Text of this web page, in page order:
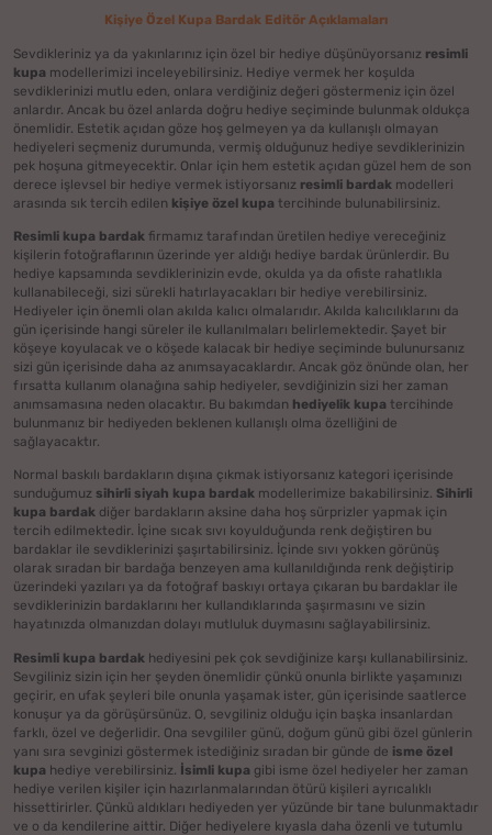
Kişiye Özel Kupa Bardak Editör Açıklamaları
Sevdikleriniz ya da yakınlarınız için özel bir hediye düşünüyorsanız resimli
kupa modellerimizi inceleyebilirsiniz. Hediye vermek her koşulda
sevdiklerinizi mutlu eden, onlara verdiğiniz değeri göstermeniz için özel
anlardır. Ancak bu özel anlarda doğru hediye seçiminde bulunmak oldukça
önemlidir. Estetik açıdan göze hoş gelmeyen ya da kullanışlı olmayan
hediyeleri seçmeniz durumunda, vermiş olduğunuz hediye sevdiklerinizin
pek hoşuna gitmeyecektir. Onlar için hem estetik açıdan güzel hem de son
derece işlevsel bir hediye vermek istiyorsanız resimli bardak modelleri
arasında sık tercih edilen kişiye özel kupa tercihinde bulunabilirsiniz.
Resimli kupa bardak firmamız tarafından üretilen hediye vereceğiniz
kişilerin fotoğraflarının üzerinde yer aldığı hediye bardak ürünlerdir. Bu
hediye kapsamında sevdiklerinizin evde, okulda ya da ofiste rahatlıkla
kullanabileceği, sizi sürekli hatırlayacakları bir hediye verebilirsiniz.
Hediyeler için önemli olan akılda kalıcı olmalarıdır. Akılda kalıcılıklarını da
gün içerisinde hangi süreler ile kullanılmaları belirlemektedir. Şayet bir
köşeye koyulacak ve o köşede kalacak bir hediye seçiminde bulunursanız
sizi gün içerisinde daha az anımsayacaklardır. Ancak göz önünde olan, her
fırsatta kullanım olanağına sahip hediyeler, sevdiğinizin sizi her zaman
anımsamasına neden olacaktır. Bu bakımdan hediyelik kupa tercihinde
bulunmanız bir hediyeden beklenen kullanışlı olma özelliğini de
sağlayacaktır.
Normal baskılı bardakların dışına çıkmak istiyorsanız kategori içerisinde
sunduğumuz sihirli siyah kupa bardak modellerimize bakabilirsiniz. Sihirli
kupa bardak diğer bardakların aksine daha hoş sürprizler yapmak için
tercih edilmektedir. İçine sıcak sıvı koyulduğunda renk değiştiren bu
bardaklar ile sevdiklerinizi şaşırtabilirsiniz. İçinde sıvı yokken görünüş
olarak sıradan bir bardağa benzeyen ama kullanıldığında renk değiştirip
üzerindeki yazıları ya da fotoğraf baskıyı ortaya çıkaran bu bardaklar ile
sevdiklerinizin bardaklarını her kullandıklarında şaşırmasını ve sizin
hayatınızda olmanızdan dolayı mutluluk duymasını sağlayabilirsiniz.
Resimli kupa bardak hediyesini pek çok sevdiğinize karşı kullanabilirsiniz.
Sevgiliniz sizin için her şeyden önemlidir çünkü onunla birlikte yaşamınızı
geçirir, en ufak şeyleri bile onunla yaşamak ister, gün içerisinde saatlerce
konuşur ya da görüşürsünüz. O, sevgiliniz olduğu için başka insanlardan
farklı, özel ve değerlidir. Ona sevgililer günü, doğum günü gibi özel günlerin
yanı sıra sevginizi göstermek istediğiniz sıradan bir günde de isme özel
kupa hediye verebilirsiniz. İsimli kupa gibi isme özel hediyeler her zaman
hediye verilen kişiler için hazırlanmalarından ötürü kişileri ayrıcalıklı
hissettirirler. Çünkü aldıkları hediyeden yer yüzünde bir tane bulunmaktadır
ve o da kendilerine aittir. Diğer hediyelere kıyasla daha özenli ve tutumlu